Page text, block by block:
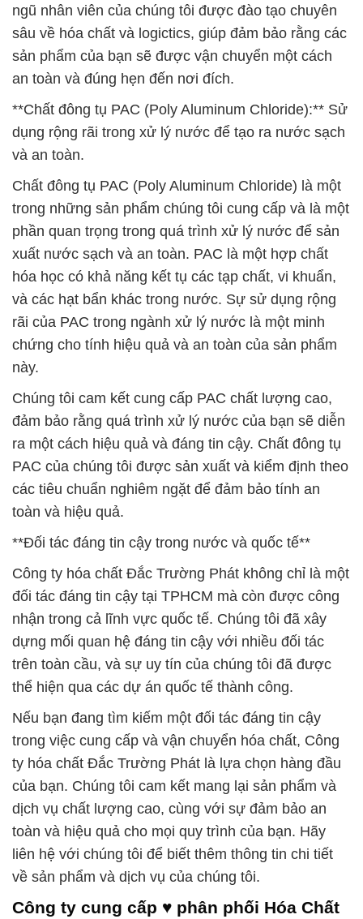
ngũ nhân viên của chúng tôi được đào tạo chuyên
sâu về hóa chất và logictics, giúp đảm bảo rằng các
sản phẩm của bạn sẽ được vận chuyển một cách
an toàn và đúng hẹn đến nơi đích.
**Chất đông tụ PAC (Poly Aluminum Chloride):** Sử
dụng rộng rãi trong xử lý nước để tạo ra nước sạch
và an toàn.
Chất đông tụ PAC (Poly Aluminum Chloride) là một
trong những sản phẩm chúng tôi cung cấp và là một
phần quan trọng trong quá trình xử lý nước để sản
xuất nước sạch và an toàn. PAC là một hợp chất
hóa học có khả năng kết tụ các tạp chất, vi khuẩn,
và các hạt bẩn khác trong nước. Sự sử dụng rộng
rãi của PAC trong ngành xử lý nước là một minh
chứng cho tính hiệu quả và an toàn của sản phẩm
này.
Chúng tôi cam kết cung cấp PAC chất lượng cao,
đảm bảo rằng quá trình xử lý nước của bạn sẽ diễn
ra một cách hiệu quả và đáng tin cậy. Chất đông tụ
PAC của chúng tôi được sản xuất và kiểm định theo
các tiêu chuẩn nghiêm ngặt để đảm bảo tính an
toàn và hiệu quả.
**Đối tác đáng tin cậy trong nước và quốc tế**
Công ty hóa chất Đắc Trường Phát không chỉ là một
đối tác đáng tin cậy tại TPHCM mà còn được công
nhận trong cả lĩnh vực quốc tế. Chúng tôi đã xây
dựng mối quan hệ đáng tin cậy với nhiều đối tác
trên toàn cầu, và sự uy tín của chúng tôi đã được
thể hiện qua các dự án quốc tế thành công.
Nếu bạn đang tìm kiếm một đối tác đáng tin cậy
trong việc cung cấp và vận chuyển hóa chất, Công
ty hóa chất Đắc Trường Phát là lựa chọn hàng đầu
của bạn. Chúng tôi cam kết mang lại sản phẩm và
dịch vụ chất lượng cao, cùng với sự đảm bảo an
toàn và hiệu quả cho mọi quy trình của bạn. Hãy
liên hệ với chúng tôi để biết thêm thông tin chi tiết
về sản phẩm và dịch vụ của chúng tôi.
Công ty cung cấp ♥ phân phối Hóa Chất